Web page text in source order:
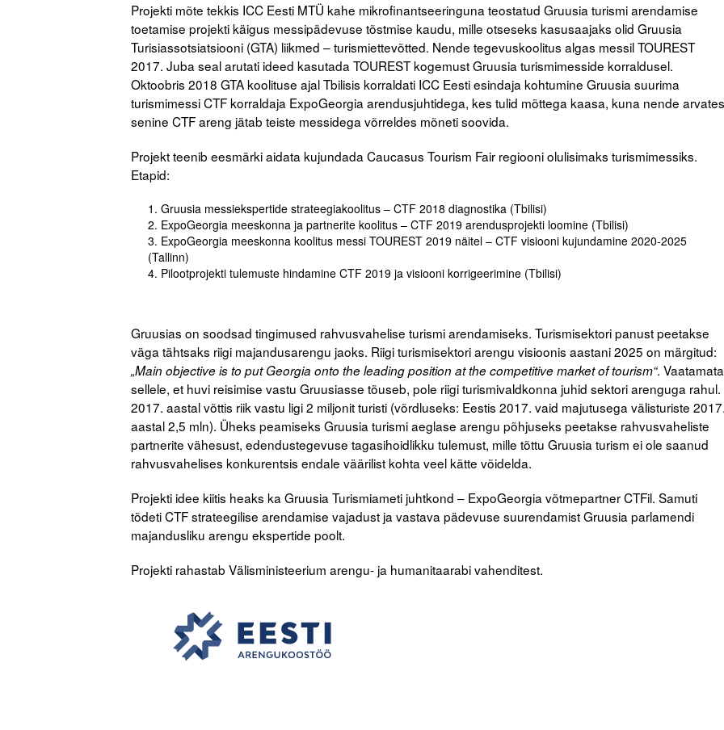
Projekti mõte tekkis ICC Eesti MTÜ kahe mikrofinantseeringuna teostatud Gruusia turismi arendamise
toetamise projekti käigus messipädevuse tõstmise kaudu, mille otseseks kasusaajaks olid Gruusia
Turisiassotsiatsiooni (GTA) liikmed – turismiettevõtted. Nende tegevuskoolitus algas messil TOUREST
2017. Juba seal arutati ideed kasutada TOUREST kogemust Gruusia turismimesside korraldusel.
Oktoobris 2018 GTA koolituse ajal Tbilisis korraldati ICC Eesti esindaja kohtumine Gruusia suurima
turismimessi CTF korraldaja ExpoGeorgia arendusjuhtidega, kes tulid mõttega kaasa, kuna nende arvates
senine CTF areng jätab teiste messidega võrreldes mõneti soovida.
Projekt teenib eesmärki aidata kujundada Caucasus Tourism Fair regiooni olulisimaks turismimessiks.
Etapid:
Gruusia messiekspertide strateegiakoolitus – CTF 2018 diagnostika (Tbilisi)
ExpoGeorgia meeskonna ja partnerite koolitus – CTF 2019 arendusprojekti loomine (Tbilisi)
ExpoGeorgia meeskonna koolitus messi TOUREST 2019 näitel – CTF visiooni kujundamine 2020-2025
(Tallinn)
Pilootprojekti tulemuste hindamine CTF 2019 ja visiooni korrigeerimine (Tbilisi)
Gruusias on soodsad tingimused rahvusvahelise turismi arendamiseks. Turismisektori panust peetakse
väga tähtsaks riigi majandusarengu jaoks. Riigi turismisektori arengu visioonis aastani 2025 on märgitud:
„Main objective is to put Georgia onto the leading position at the competitive market of tourism“. Vaatamata
sellele, et huvi reisimise vastu Gruusiasse tõuseb, pole riigi turismivaldkonna juhid sektori arenguga rahul.
2017. aastal võttis riik vastu ligi 2 miljonit turisti (võrdluseks: Eestis 2017. vaid majutusega välisturiste 2017.
aastal 2,5 mln). Üheks peamiseks Gruusia turismi aeglase arengu põhjuseks peetakse rahvusvaheliste
partnerite vähesust, edendustegevuse tagasihoidlikku tulemust, mille tõttu Gruusia turism ei ole saanud
rahvusvahelises konkurentsis endale väärilist kohta veel kätte võidelda.
Projekti idee kiitis heaks ka Gruusia Turismiameti juhtkond – ExpoGeorgia võtmepartner CTFil. Samuti
tõdeti CTF strateegilise arendamise vajadust ja vastava pädevuse suurendamist Gruusia parlamendi
majandusliku arengu ekspertide poolt.
Projekti rahastab Välisministeerium arengu- ja humanitaarabi vahenditest.